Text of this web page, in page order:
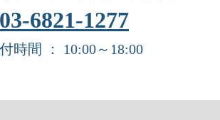
03-6821-1277
時間 ： 10:00～18:00